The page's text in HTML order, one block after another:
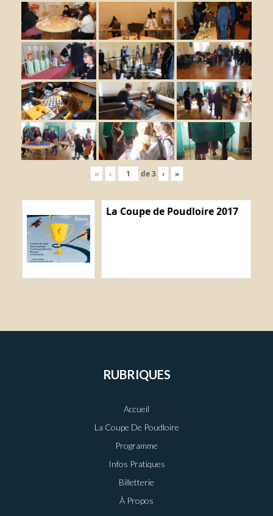
« ‹ de3 › »
La Coupe de Poudloire 2017
RUBRIQUES
Accueil
La Coupe De Poudloire
Programme
Infos Pratiques
Billetterie
À Propos